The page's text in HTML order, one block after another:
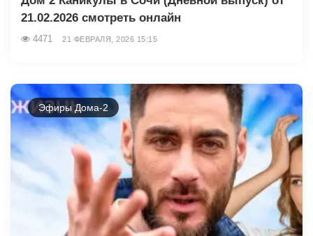
21.02.2026 смотреть онлайн
4471 21 ФЕВРАЛЯ, 2026 15:15
Эфиры Дома-2